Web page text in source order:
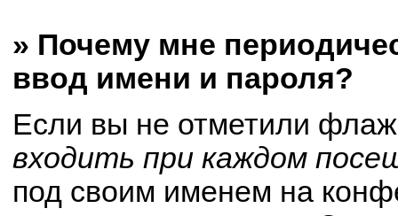
» Почему мне
ввод имени и пароля?
Если вы не отметили
входить при каждом
под своим именем на